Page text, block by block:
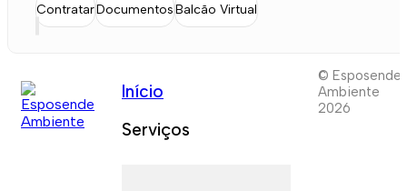
ContratarDocumentosBalcão Virtual
Início
Serviços
© Esposende
Ambiente
2026